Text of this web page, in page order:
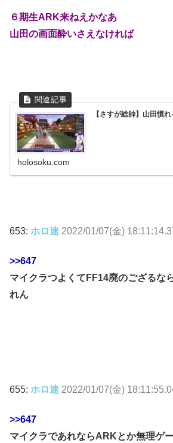
６期生ARK来ねえかなあ
山田の画面酔いさえなければ
【さすが総帥】山田慣
holosoku.com
653: ホロ速 2022/01/07(金)
>>647
マイクラつよくてFF14廃のござるな
れん
655: ホロ速 2022/01/07(金)
>>647
マイクラであれならARKとか無理ゲ